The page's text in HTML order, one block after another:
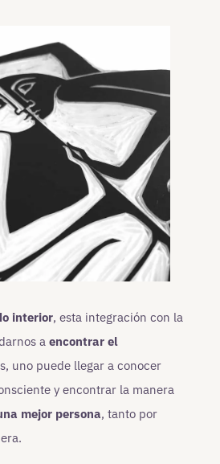
interior, esta integración con la
a encontrar el
uno puede llegar a conocer
y encontrar la manera
mejor persona, tanto por